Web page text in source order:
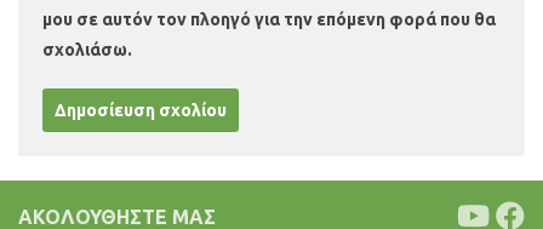
μου σε αυτόν τον πλοηγό για την επόμενη φορά που θα
σχολιάσω.
ΑΚΟΛΟΥΘΉΣΤΕ ΜΑΣ